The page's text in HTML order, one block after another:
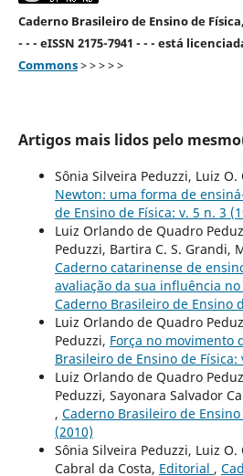
Caderno Brasileiro de Ensino de
- - - eISSN 2175-7941 - - - está
Commons> > > > >
Artigos mais lidos pelo
Sônia Silveira Peduzzi, Luiz O.
Newton: uma forma de
de Ensino de Física: v. 5 n. 3
Luiz Orlando de Quadro
Peduzzi, Bartira C. S. Grandi,
Caderno catarinense de
avaliação da sua influência
Caderno Brasileiro de Ensino
Luiz Orlando de Quadro
Peduzzi, Força no movimento
Brasileiro de Ensino de Física:
Luiz Orlando de Quadro
Peduzzi, Sayonara Salvador
, Caderno Brasileiro de
(2010)
Sônia Silveira Peduzzi, Luiz O.
Cabral da Costa, Editorial ,